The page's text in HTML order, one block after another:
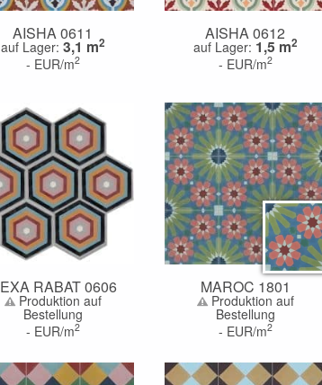
AISHA 0611
auf Lager: 3,1 m2
- EUR/m2
AISHA 0612
auf Lager: 1,5 m2
- EUR/m2
HEXA RABAT 0606
Produktion auf
Bestellung
- EUR/m2
MAROC 1801
Produktion auf
Bestellung
- EUR/m2